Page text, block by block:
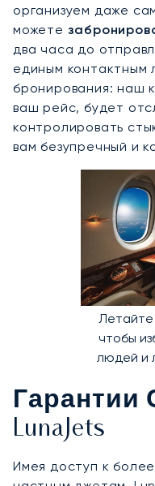
организуем даже
можете
два часа до
единым контактным
бронирования: наш
ваш рейс, будет
контролировать
вам безупречный и
чтобы
людей и
Гарантии
LunaJets
Имея доступ к